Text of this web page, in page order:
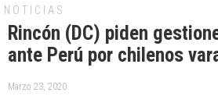
NOTICIAS
Rincón (DC) piden
ante Perú por chilenos
Marzo 23, 2020